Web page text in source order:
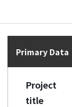
Primary Data
Project
title